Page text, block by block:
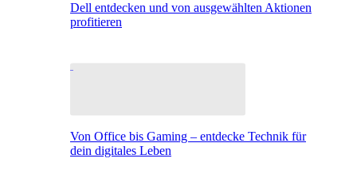
Dell entdecken und von ausgewählten Aktionen
profitieren
Von Office bis Gaming – entdecke Technik für
dein digitales Leben